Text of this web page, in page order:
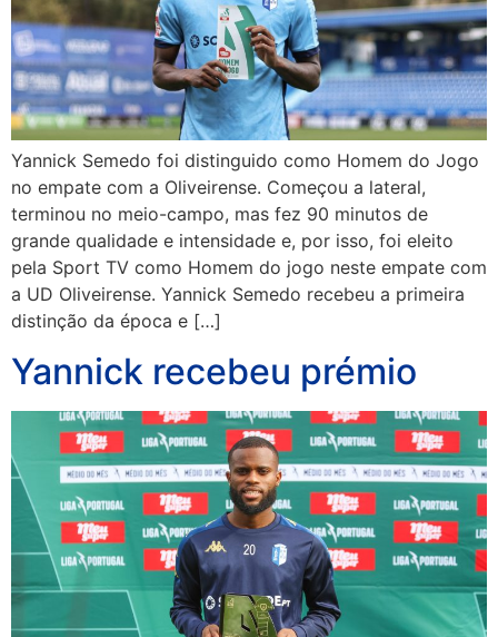
Yannick Semedo foi distinguido como Homem do Jogo
no empate com a Oliveirense. Começou a lateral,
terminou no meio-campo, mas fez 90 minutos de
grande qualidade e intensidade e, por isso, foi eleito
pela Sport TV como Homem do jogo neste empate com
a UD Oliveirense. Yannick Semedo recebeu a primeira
distinção da época e […]
Yannick recebeu prémio